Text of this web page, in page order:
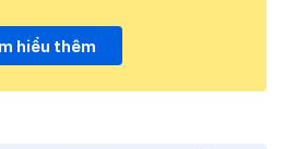
hiểu thêm